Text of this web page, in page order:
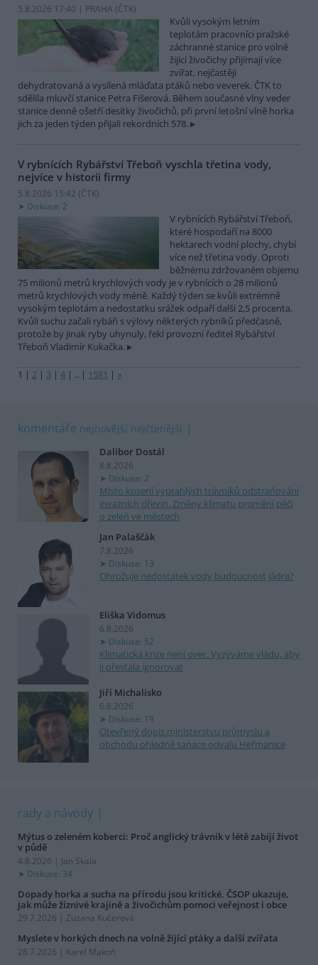
5.8.2026 17:40 | PRAHA (ČTK)
Kvůli vysokým letním
teplotám pracovníci pražské
záchranné stanice pro volně
žijící živočichy přijímají více
zvířat, nejčastěji
dehydratovaná a vysílená mláďata ptáků nebo veverek. ČTK to
sdělila mluvčí stanice Petra Fišerová. Během současné vlny veder
stanice denně ošetří desítky živočichů, při první letošní vlně horka
jich za jeden týden přijali rekordních 578.
V rybnících Rybářství Třeboň vyschla třetina vody,
nejvíce v historii firmy
5.8.2026 15:42 (ČTK)
Diskuse: 2
V rybnících Rybářství Třeboň,
které hospodaří na 8000
hektarech vodní plochy, chybí
více než třetina vody. Oproti
běžnému zdržovaném objemu
75 milionů metrů krychlových vody je v rybnících o 28 milionů
metrů krychlových vody méně. Každý týden se kvůli extrémně
vysokým teplotám a nedostatku srážek odpaří další 2,5 procenta.
Kvůli suchu začali rybáři s výlovy některých rybníků předčasně,
protože by jinak ryby uhynuly, řekl provozní ředitel Rybářství
Třeboň Vladimír Kukačka.
1 | 2 | 3 | 4 | .. | 1581 | »
komentáře nejnovější nejčtenější
Dalibor Dostál
8.8.2026
Diskuse: 2
Místo kosení vyprahlých trávníků odstraňování
invazních dřevin. Změny klimatu promění péči
o zeleň ve městech
Jan Palaščák
7.8.2026
Diskuse: 13
Ohrožuje nedostatek vody budoucnost jádra?
Eliška Vidomus
6.8.2026
Diskuse: 52
Klimatická krize není over. Vyzýváme vládu, aby
ji přestala ignorovat
Jiří Michalisko
6.8.2026
Diskuse: 19
Otevřený dopis ministerstvu průmyslu a
obchodu ohledně sanace odvalu Heřmanice
rady a návody
Mýtus o zeleném koberci: Proč anglický trávník v létě zabíjí život
v půdě
4.8.2026 | Jan Skala
Diskuse: 34
Dopady horka a sucha na přírodu jsou kritické. ČSOP ukazuje,
jak může žíznivé krajině a živočichům pomoci veřejnost i obce
29.7.2026 | Zuzana Kučerová
Myslete v horkých dnech na volně žijící ptáky a další zvířata
28.7.2026 | Karel Makoň